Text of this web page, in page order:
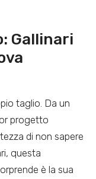
Gallinari
taglio. Da un
progetto
di non sapere
questa
è la sua